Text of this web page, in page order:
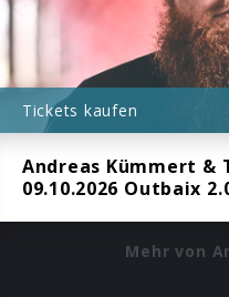
Andreas Kümmert &
09.10.2026 Outbaix
Tickets kaufen
Mehr von